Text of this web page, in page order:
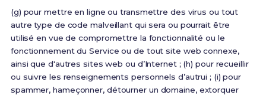
(g) pour mettre en ligne ou transmettre des virus ou tout
autre type de code malveillant qui sera ou pourrait être
utilisé en vue de compromettre la fonctionnalité ou le
fonctionnement du Service ou de tout site web connexe,
ainsi que d'autres sites web ou d’Internet ; (h) pour recueillir
ou suivre les renseignements personnels d’autrui ; (i) pour
spammer, hameçonner, détourner un domaine, extorquer